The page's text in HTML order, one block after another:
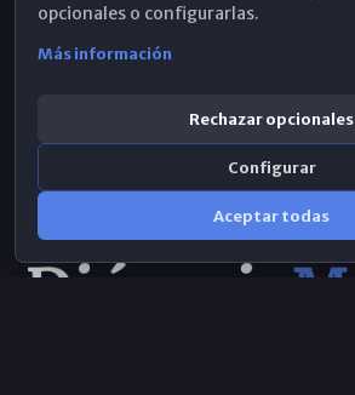
opcionales o configurarlas.
Más información
Rechazar opcionales
Configurar
Aceptar todas